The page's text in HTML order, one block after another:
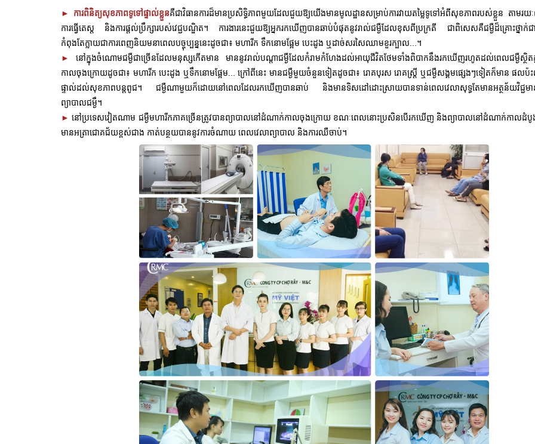
► ការពិនិត្យសុខភាពទូទៅផ្ទាល់ខ្លួនគឺជាវិធានការដ៏មានប្រសិទ្ធិភាពមួយដែលជួយឱ្យយើងមានមូលដ្ឋានសម្រាប់ការវាយតម្លៃទូទៅអំពីសុខភាពរបស់ខ្លួន តាមរយ
ការធ្វើតេស្ត និងការផ្តល់ប្រឹក្សារបស់វេជ្ជបណ្ឌិត។ ការងារនេះជួយឱ្យអ្នករកឃើញបានឆាប់បំផុតនូវរាល់ជម្ងឺដែលខុសពីប្រក្រតី ជាពិសេសគឺជម្ងឺដ៏គ្រោះថ្នាក់ជ
កំពុងតែក្លាយជាការពេញនិយមនាពេលបច្ចុប្បន្ននេះដូចជា៖ មហារីក ទឹកនោមផ្អែម បេះដូង ឬដាច់សរសៃឈាមខួរក្បាល...។
► នៅក្នុងចំណោមជម្ងឺជាច្រើនដែលមនុស្សកើតមាន មាននូវរាល់បណ្តាជម្ងឺដែលកំរាមកំហែងដល់អាយុជីវិតថែមទាំងពិបាកនឹងរកឃើញរហូតដល់ពេលជម្ងឺស្ថិ
កាលចុងក្រោយដូចជា៖ មហារីក បេះដូង ឬទឹកនោមផ្អែម... ក្រៅពីនេះ មានជម្ងឺមួយចំនួនទៀតដូចជា៖ រោគបុរស រោគស្រ្តី ឬជម្ងឺសង្គមផ្សេងៗទៀតក៏មាន ផល
ផ្ទាល់ដល់សុខភាពបន្តពូជ។ ជម្ងឺណាមួយក៏ដោយនៅពេលដែលរកឃើញបានឆាប់ និងមានទិសដៅដោះស្រាយបានទាន់ពេលវេលាសុទ្ធតែមានអត្ថន័យវិជ្ជមាន
ព្យាបាលជម្ងឹ។
►នៅប្រទេសវៀតណាម ជម្ងឺមហារីកភាគច្រើនត្រូវបានព្យាបាលនៅដំណាក់កាលចុងក្រោយ ខណៈពេលនោះប្រសិនបើរកឃើញ និងព្យាបាលនៅដំណាក់កាលដំបូ
មានអត្រាជោគជ័យខ្ពស់ជាង កាត់បន្ថយបាននូវការចំណាយ ពេលវេលាព្យាបាល និងការឈឺចាប់។